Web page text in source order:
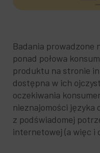
Badania prowadzone
ponad połowa
produktu na stronie
dostępna w ich
oczekiwania
nieznajomości języka
z podświadomej
internetowej (a więc i